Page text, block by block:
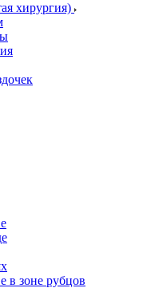
хирургия)
в зоне рубцов